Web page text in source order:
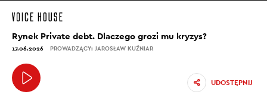
Rynek Private debt. Dlaczego grozi mu kryzys?
17.06.2026 PROWADZĄCY: JAROSŁAW KUŹNIAR
UDOSTĘPNIJ